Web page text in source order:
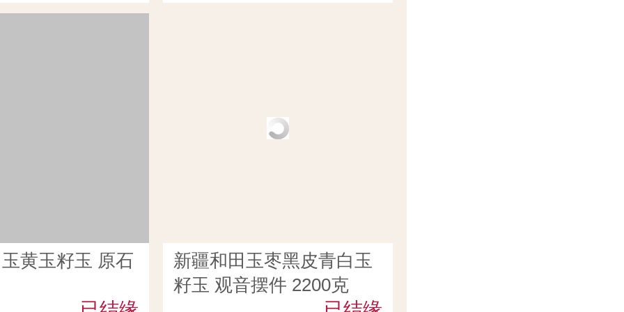
黄玉籽玉 原石
新疆和田玉枣黑皮青白玉
籽玉 观音摆件 2200克